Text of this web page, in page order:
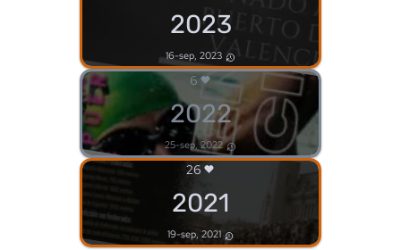
2023
16-sep, 2023
6
2022
25-sep, 2022
26
2021
19-sep, 2021